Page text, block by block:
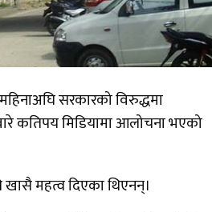
सरकारको विरुद्धमा
कतिपय मिडियामा आलोचना भएको
खासै महत्व दिएका थिएनन्।